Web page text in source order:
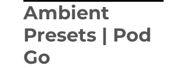
Ambient
Presets | Pod
Go